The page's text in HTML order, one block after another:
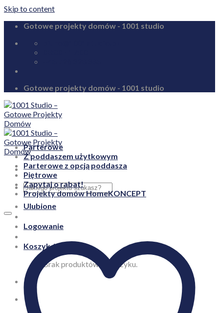
Skip to content
Gotowe projekty domów - 1001 studio
Gotowe projekty domów - 1001 studio
Ulubione
Logowanie
Koszyk /0,00
Brak produktów w koszyku.
Parterowe
Z poddaszem użytkowym
Parterowe z opcją poddasza
Piętrowe
Zapytaj o rabat!
Projekty domów HomeKONCEPT